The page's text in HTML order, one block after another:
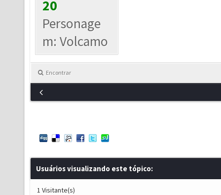
20
Personage
m: Volcamo
Encontrar
Usuários visualizando este tópico:
1 Visitante(s)